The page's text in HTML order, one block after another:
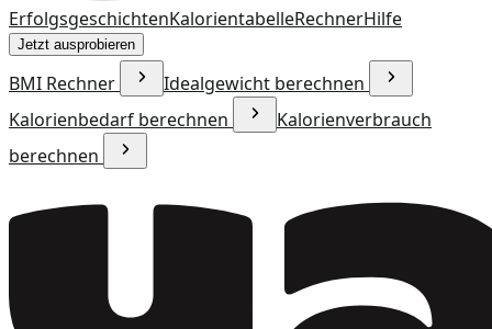
ErfolgsgeschichtenKalorientabelleRechnerHilfe
Jetzt ausprobieren
BMI Rechner
Idealgewicht berechnen
Kalorienbedarf berechnen
Kalorienverbrauch
berechnen